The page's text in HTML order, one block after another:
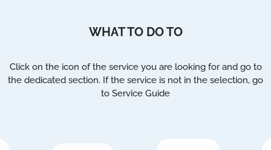
WHAT TO DO TO
Click on the icon of the service you are looking for and go to
the dedicated section. If the service is not in the selection, go
to Service Guide